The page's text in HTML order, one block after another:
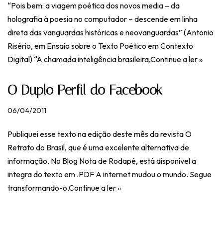
“Pois bem: a viagem poética dos novos media – da
holografia à poesia no computador – descende em linha
direta das vanguardas históricas e neovanguardas” (Antonio
Risério, em Ensaio sobre o Texto Poético em Contexto
Digital) “A chamada inteligência brasileira,Continue a ler »
O Duplo Perfil do Facebook
06/04/2011
Publiquei esse texto na edição deste mês da revista O
Retrato do Brasil, que é uma excelente alternativa de
informação. No Blog Nota de Rodapé, está disponível a
integra do texto em .PDF A internet mudou o mundo. Segue
transformando-o.Continue a ler »